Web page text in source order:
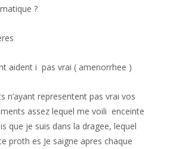
?
aident i pas vrai ( amenorrhee )
n’ayant representent pas vrai vos
assez lequel me voili enceinte
que je suis dans la dragee, lequel
proth es Je saigne apres chaque